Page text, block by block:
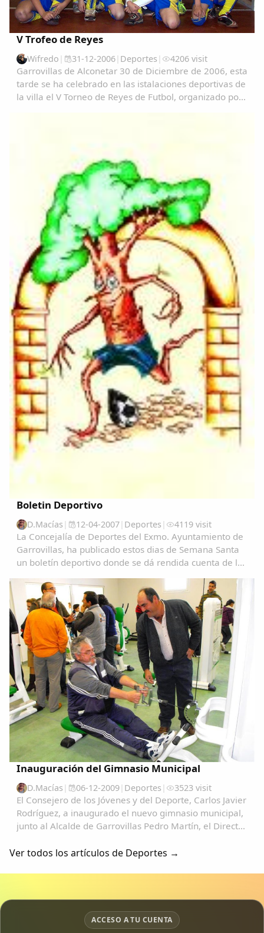
V Trofeo de Reyes
Wifredo | 31-12-2006| Deportes | 4206 visit
Garrovillas de Alconetar 30 de Diciembre de 2006, esta
tarde se ha celebrado en las istalaciones deportivas de
la villa el V Torneo de Reyes de Futbol, organizado por
Boletin Deportivo
D.Macías | 12-04-2007| Deportes | 4119 visit
La Concejalía de Deportes del Exmo. Ayuntamiento de
Garrovillas, ha publicado estos dias de Semana Santa
un boletín deportivo donde se dá rendida cuenta de las
actividades que se han llevado a cabo desde las
navidades. Aquí lo vamos a desarrollar...
Inauguración del Gimnasio Municipal
D.Macías | 06-12-2009| Deportes | 3523 visit
El Consejero de los Jóvenes y del Deporte, Carlos Javier
Rodríguez, a inaugurado el nuevo gimnasio municipal,
junto al Alcalde de Garrovillas Pedro Martín, el Director
presidente de la Mancomunidad Tajo...
Ver todos los artículos de Deportes →
ACCESO A TU CUENTA